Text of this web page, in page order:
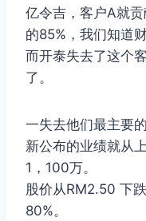
亿令吉，客户A就
的85%，我们知道
而开泰失去了这个
了。
一失去他们最主要
新公布的业绩就从
1，100万。
股价从RM2.50 下
80%。